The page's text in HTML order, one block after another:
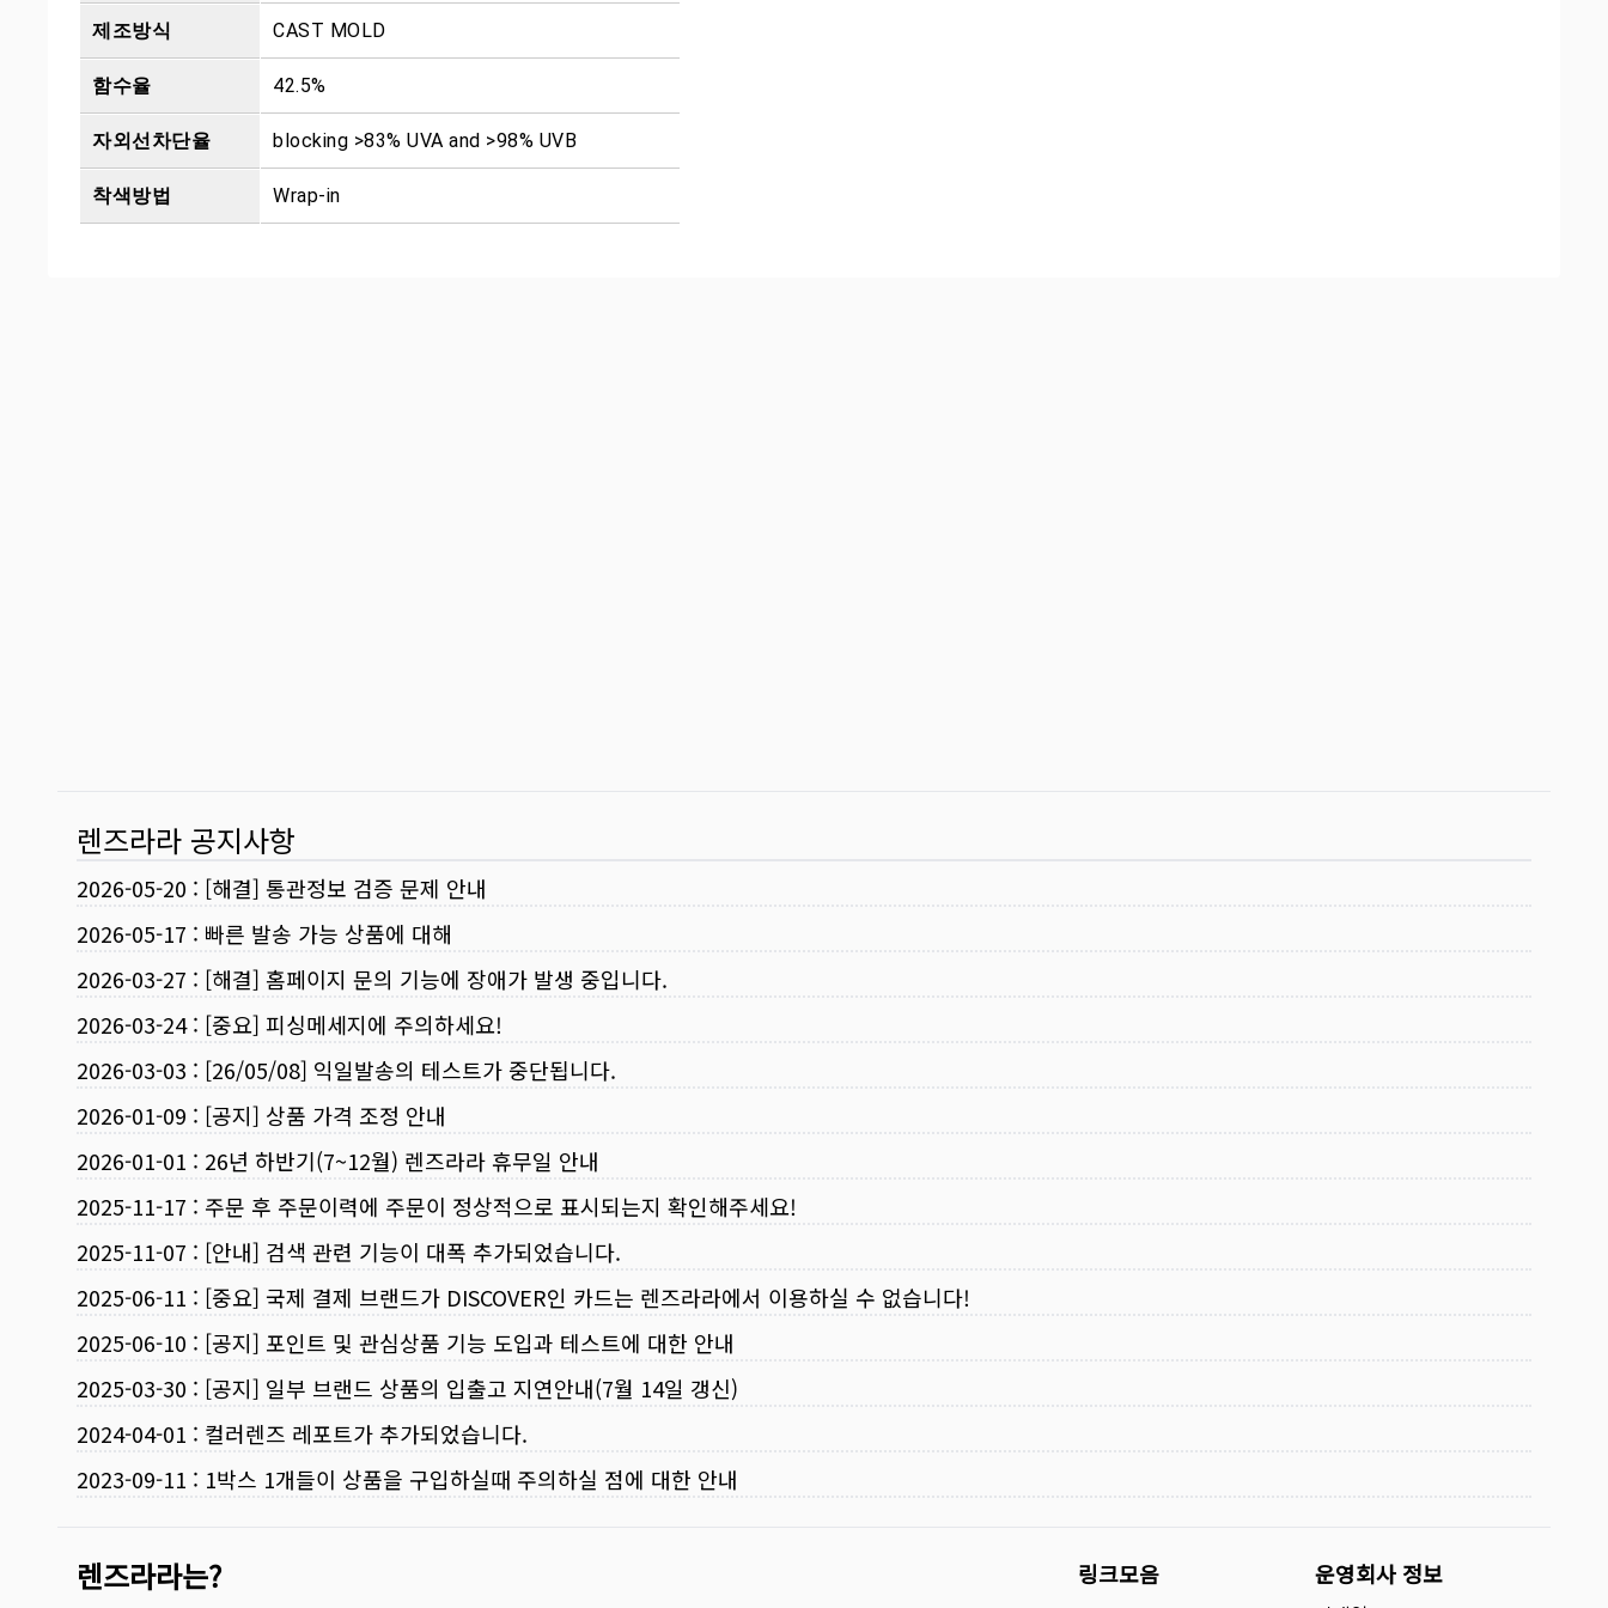
제조방식 CAST MOLD
함수율 42.5%
자외선차단율 blocking >83% UVA and >98% UVB
착색방법 Wrap-in
렌즈라라 공지사항
2026-05-20 : [해결] 통관정보 검증 문제 안내
2026-05-17 : 빠른 발송 가능 상품에 대해
2026-03-27 : [해결] 홈페이지 문의 기능에 장애가 발생 중입니다.
2026-03-24: [중요] 피싱메세지에 주의하세요!
2026-03-03 : [26/05/08] 익일발송의 테스트가 중단됩니다.
2026-01-09 : [공지] 상품 가격 조정 안내
2026-01-01 : 26년 하반기(7~12월) 렌즈라라 휴무일 안내
2025-11-17 : 주문 후 주문이력에 주문이 정상적으로 표시되는지 확인해주세요!
2025-11-07 : [안내] 검색 관련 기능이 대폭 추가되었습니다.
2025-06-11 : [중요] 국제 결제 브랜드가 DISCOVER인 카드는 렌즈라라에서 이용하실 수 없습니다!
2025-06-10 : [공지] 포인트 및 관심상품 기능 도입과 테스트에 대한 안내
2025-03-30 : [공지] 일부 브랜드 상품의 입출고 지연안내(7월 14일 갱신)
2024-04-01 : 컬러렌즈 레포트가 추가되었습니다.
2023-09-11 : 1박스 1개들이 상품을 구입하실때 주의하실 점에 대한 안내
렌즈라라는? 링크모음 운영회사 정보